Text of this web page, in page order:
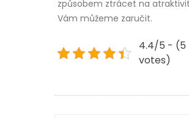
způsobem ztrácet na
Vám můžeme zaručit.
4.4/5 - (5
votes)